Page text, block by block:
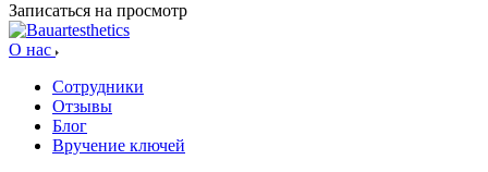
Записаться на просмотр
О нас
Сотрудники
Отзывы
Блог
Вручение ключей